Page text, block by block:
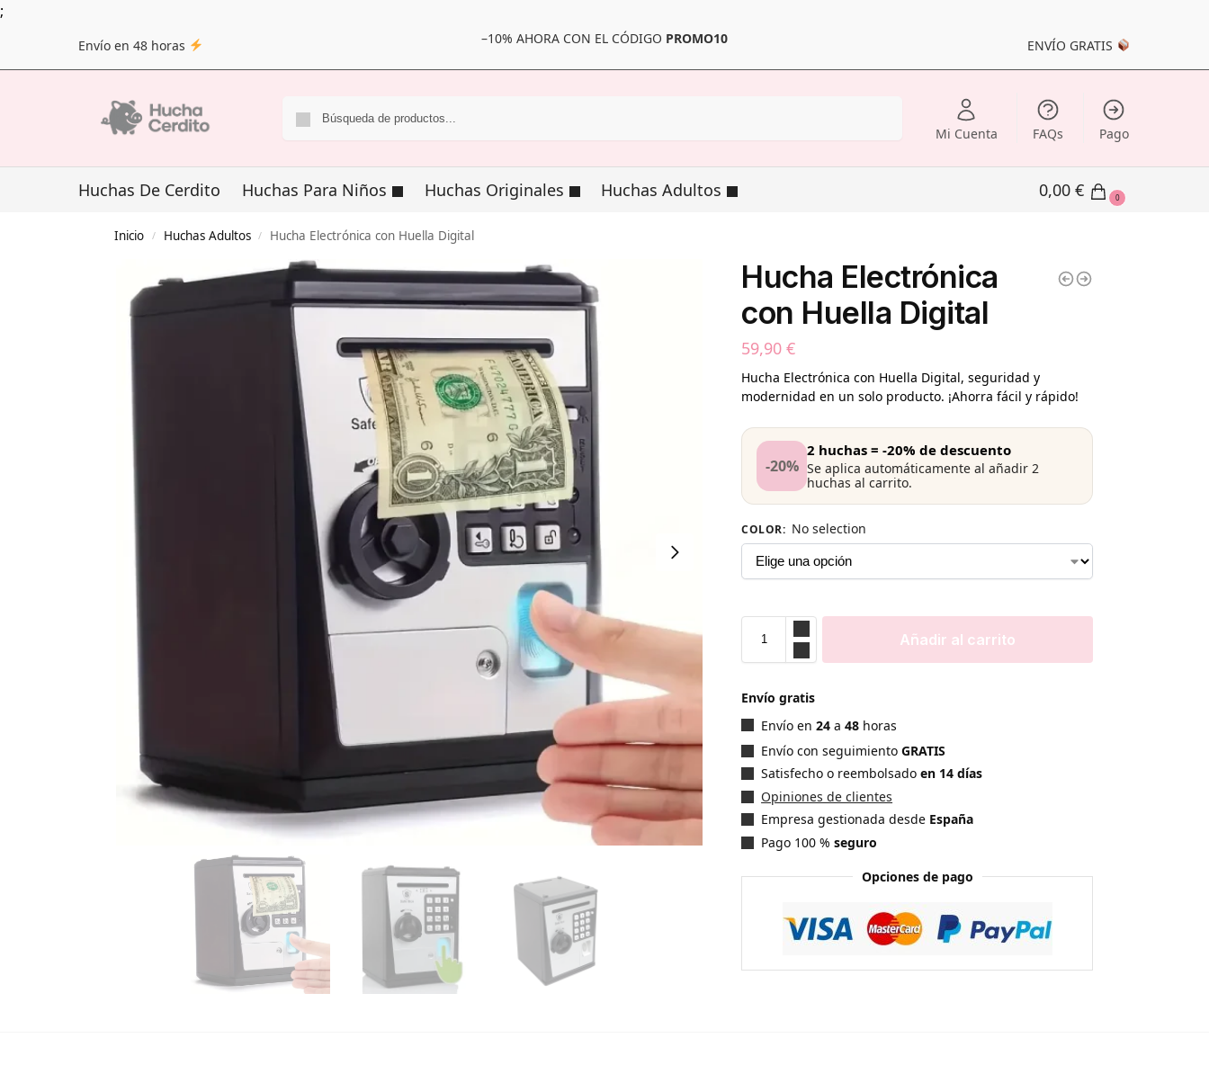
;
Envío en 48 horas –10% AHORA CON EL CÓDIGO PROMO10 ENVÍO GRATIS
Mi Cuenta FAQs Pago
Huchas De Cerdito Huchas Para Niños Huchas Originales Huchas Adultos 0,00 € 0
Inicio / Huchas Adultos / Hucha Electrónica con Huella Digital
Hucha Electrónica
con Huella Digital
59,90€
Hucha Electrónica con Huella Digital, seguridad y
modernidad en un solo producto. ¡Ahorra fácil y rápido!
-20%
2 huchas = -20% de descuento
Se aplica automáticamente al añadir 2
huchas al carrito.
COLOR: No selection
Añadir al carrito
Envío gratis
Envío en24 a48 horas
Envío con seguimiento GRATIS
Satisfecho o reembolsadoen 14 días
Opiniones de clientes
Empresa gestionada desde España
Pago 100 %seguro
Opciones de pago